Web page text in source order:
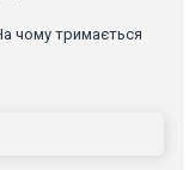
чому тримається